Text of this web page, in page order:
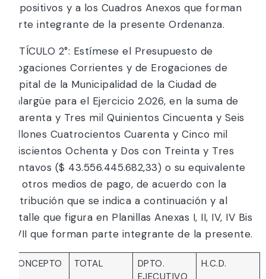
dispositivos y a los Cuadros Anexos que forman
parte integrante de la presente Ordenanza.
ARTÍCULO 2°: Estímese el Presupuesto de
Erogaciones Corrientes y de Erogaciones de
Capital de la Municipalidad de la Ciudad de
Malargüe para el Ejercicio 2.026, en la suma de
Cuarenta y Tres mil Quinientos Cincuenta y Seis
millones Cuatrocientos Cuarenta y Cinco mil
Seiscientos Ochenta y Dos con Treinta y Tres
centavos ($ 43.556.445.682,33) o su equivalente
en otros medios de pago, de acuerdo con la
distribución que se indica a continuación y al
detalle que figura en Planillas Anexas I, II, IV, IV Bis
y VII que forman parte integrante de la presente.
CONCEPTO TOTAL
DPTO.
EJECUTIVO
H.C.D.